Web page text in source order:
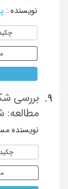
نویسنده :
9.
بررسی
مطالعه:
نویسنده